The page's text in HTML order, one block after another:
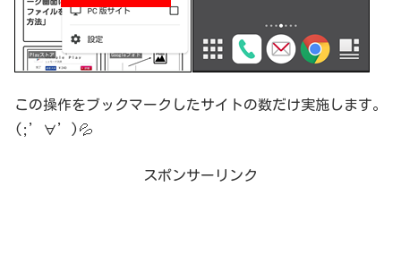
この操作をブックマークしたサイトの数だけ実施します。
(;’∀’)💦
スポンサーリンク